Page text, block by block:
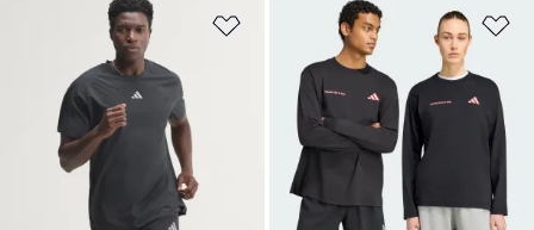
Føj til ønskeliste